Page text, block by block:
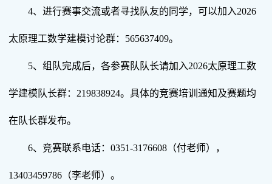
4、进行赛事交流或者寻找队友的同学，可以加入2026
太原理工数学建模讨论群：565637409。
5、组队完成后，各参赛队队长请加入2026太原理工数
学建模队长群：219838924。具体的竞赛培训通知及赛题均
在队长群发布。
6、竞赛联系电话：0351-3176608（付老师），
13403459786（李老师）。